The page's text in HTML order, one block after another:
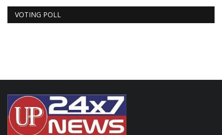
VOTING POLL